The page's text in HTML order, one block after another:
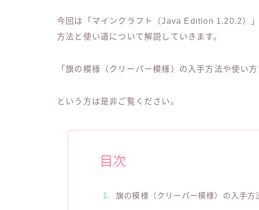
今回は「マインクラフト（Java Edition 1.20.2）
方法と使い道について解説していきます。
「旗の模様（クリーパー模様）の入手方法や使い方
という方は是非ご覧ください。
目次
旗の模様（クリーパー模様）の入手方